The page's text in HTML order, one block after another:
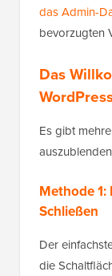
das Admin-
bevorzugten
Das
Es gibt
Methode 1:
Schließen
Der
die